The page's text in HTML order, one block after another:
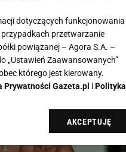
modę, urodę i
nam o tym, czego
dotyczących funkcjonowania
przypadkach przetwarzanie
powiązanej – Agora S.A. –
„Ustawień Zaawansowanych”
którego jest kierowany.
Prywatności Gazeta.pl iPolityka
Gazeta.pl sp. z o.o., jej
AKCEPTUJĘ